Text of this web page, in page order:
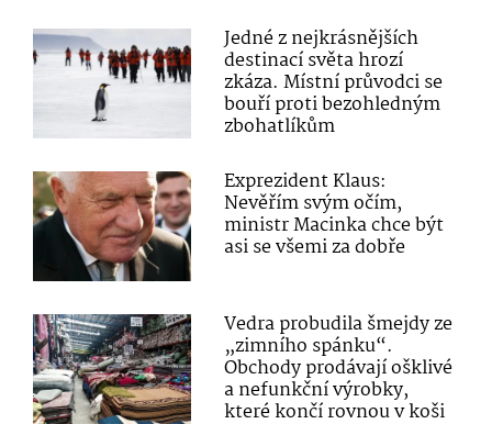
Jedné z nejkrásnějších
destinací světa hrozí
zkáza. Místní průvodci se
bouří proti bezohledným
zbohatlíkům
Exprezident Klaus:
Nevěřím svým očím,
ministr Macinka chce být
asi se všemi za dobře
Vedra probudila šmejdy ze
„zimního spánku“.
Obchody prodávají ošklivé
a nefunkční výrobky,
které končí rovnou v koši